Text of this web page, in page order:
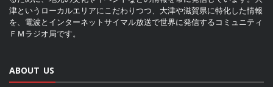
津というローカルエリアにこだわりつつ、大津や滋賀県に特化した情報
を、電波とインターネットサイマル放送で世界に発信するコミュニティ
ＦＭラジオ局です。
ABOUT US